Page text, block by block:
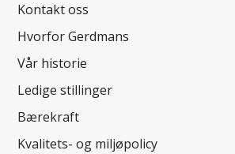
Kontakt oss
Hvorfor Gerdmans
Vår historie
Ledige stillinger
Bærekraft
Kvalitets- og miljøpolicy